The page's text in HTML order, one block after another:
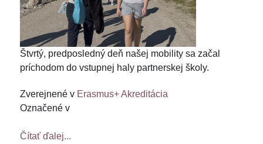
Štvrtý, predposledný deň našej mobility sa začal
príchodom do vstupnej haly partnerskej školy.
Zverejnené v Erasmus+ Akreditácia
Označené v
Čítať ďalej...